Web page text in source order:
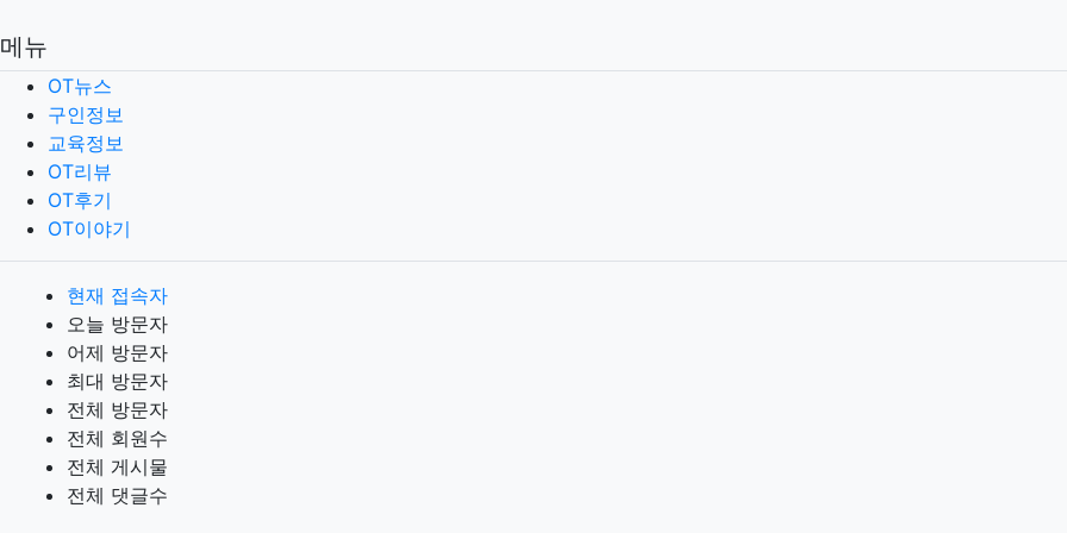
메뉴
OT뉴스
구인정보
교육정보
OT리뷰
OT후기
OT이야기
현재 접속자
오늘 방문자
어제 방문자
최대 방문자
전체 방문자
전체 회원수
전체 게시물
전체 댓글수